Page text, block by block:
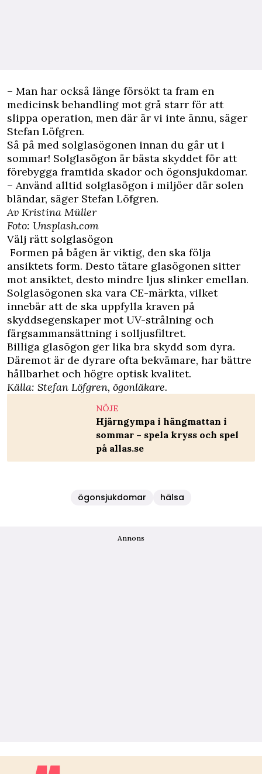
– Man har också länge försökt ta fram en
medicinsk behandling mot grå starr för att
slippa operation, men där är vi inte ännu, säger
Stefan Löfgren.
Så på med solglasögonen innan du går ut i
sommar! Solglasögon är bästa skyddet för att
förebygga framtida skador och ögonsjukdomar.
– Använd alltid solglasögon i miljöer där solen
bländar, säger Stefan Löfgren.
Av Kristina Müller
Foto: Unsplash.com
Välj rätt solglasögon
Formen på bågen är viktig, den ska följa
ansiktets form. Desto tätare glasögonen sitter
mot ansiktet, desto mindre ljus slinker emellan.
Solglasögonen ska vara CE-märkta, vilket
innebär att de ska uppfylla kraven på
skyddsegenskaper mot UV-strålning och
färgsammansättning i solljusfiltret.
Billiga glasögon ger lika bra skydd som dyra.
Däremot är de dyrare ofta bekvämare, har bättre
hållbarhet och högre optisk kvalitet.
Källa: Stefan Löfgren, ögonläkare.
NÖJE
Hjärngympa i hängmattan i
sommar – spela kryss och spel
på allas.se
ögonsjukdomar hälsa
Annons